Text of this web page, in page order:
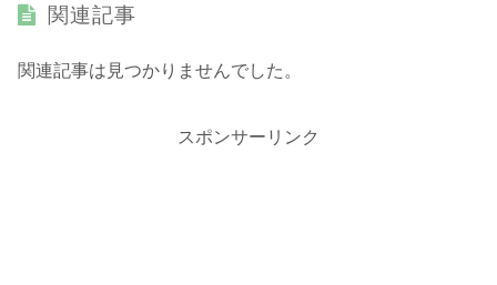
関連記事
関連記事は見つかりませんでした。
スポンサーリンク